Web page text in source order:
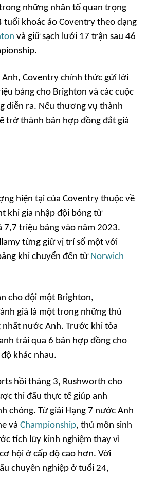
những nhân tố quan trọng
tuổi khoác áo Coventry theo dạng
và giữ sạch lưới 17 trận sau 46
Coventry chính thức gửi lời
bảng cho Brighton và các cuộc
diễn ra. Nếu thương vụ thành
trở thành bản hợp đồng đắt giá
hiện tại của Coventry thuộc về
khi gia nhập đội bóng từ
7,7 triệu bảng vào năm 2023.
từng giữ vị trí số một với
khi chuyển đến từ Norwich
cho đội một Brighton,
giá là một trong những thủ
nước Anh. Trước khi tỏa
trải qua 6 bản hợp đồng cho
khác nhau.
hồi tháng 3, Rushworth cho
thi đấu thực tế giúp anh
chóng. Từ giải Hạng 7 nước Anh
và Championship, thủ môn sinh
tích lũy kinh nghiệm thay vì
hội ở cấp độ cao hơn. Với
chuyên nghiệp ở tuổi 24,